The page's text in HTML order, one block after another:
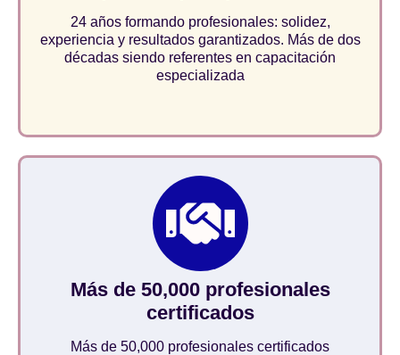
24 años formando profesionales: solidez,
experiencia y resultados garantizados. Más de dos
décadas siendo referentes en capacitación
especializada
Más de 50,000 profesionales
certificados
Más de 50,000 profesionales certificados